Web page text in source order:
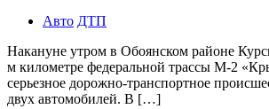
Авто ДТП
Накануне утром в Обоянском районе
м километре федеральной трассы М-2
серьезное дорожно-транспортное
двух автомобилей. В […]